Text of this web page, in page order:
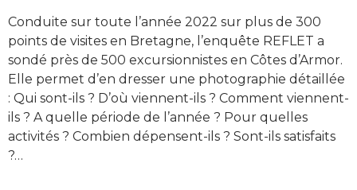
Conduite sur toute l’année 2022 sur plus de 300
points de visites en Bretagne, l’enquête REFLET a
sondé près de 500 excursionnistes en Côtes d’Armor.
Elle permet d’en dresser une photographie détaillée
: Qui sont-ils ? D’où viennent-ils ? Comment viennent-
ils ? A quelle période de l’année ? Pour quelles
activités ? Combien dépensent-ils ? Sont-ils satisfaits
?…